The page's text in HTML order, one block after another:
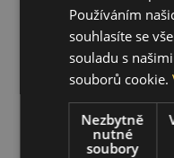
Používáním
souhlasíte se
souladu s
souborů cookie.
Nezbytně
nutné
soubory